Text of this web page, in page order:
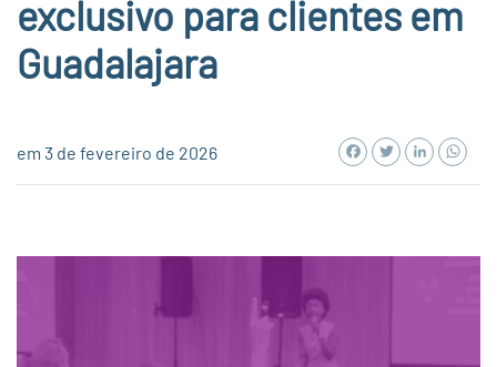
exclusivo para clientes em
Guadalajara
em 3 de fevereiro de 2026 Facebook
Twitter